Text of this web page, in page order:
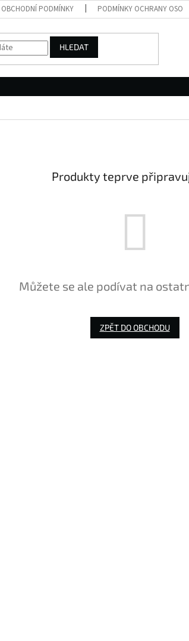
OBCHODNÍ PODMÍNKY PODMÍNKY OCHRANY
HLEDAT
Produkty teprve
Můžete se ale podívat na
ZPĚT DO OBCHODU